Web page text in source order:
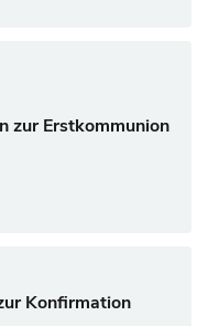
zur Erstkommunion
Konfirmation